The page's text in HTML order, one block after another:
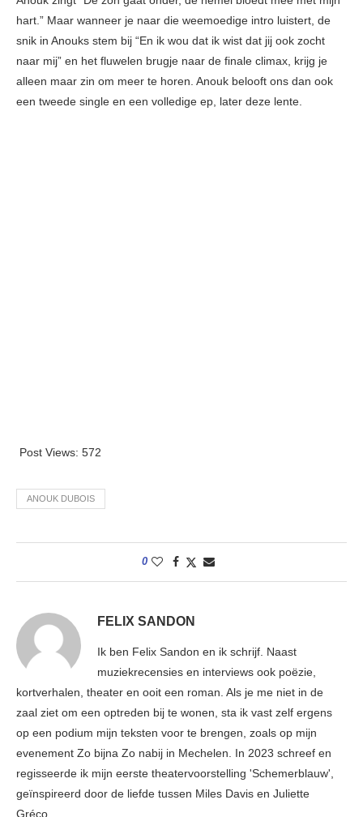
hart.” Maar wanneer je naar die weemoedige intro luistert, de
snik in Anouks stem bij “En ik wou dat ik wist dat jij ook zocht
naar mij” en het fluwelen brugje naar de finale climax, krijg je
alleen maar zin om meer te horen. Anouk belooft ons dan ook
een tweede single en een volledige ep, later deze lente.
Post Views: 572
ANOUK DUBOIS
0
FELIX SANDON
Ik ben Felix Sandon en ik schrijf. Naast
muziekrecensies en interviews ook poëzie,
kortverhalen, theater en ooit een roman. Als je me niet in de
zaal ziet om een optreden bij te wonen, sta ik vast zelf ergens
op een podium mijn teksten voor te brengen, zoals op mijn
evenement Zo bijna Zo nabij in Mechelen. In 2023 schreef en
regisseerde ik mijn eerste theatervoorstelling 'Schemerblauw',
geïnspireerd door de liefde tussen Miles Davis en Juliette
Gréco.